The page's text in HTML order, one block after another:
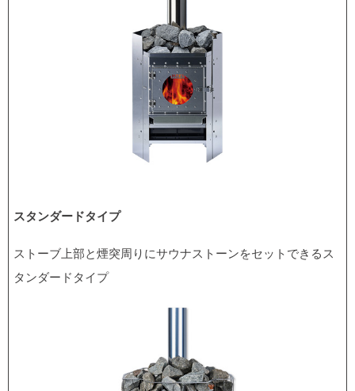
スタンダードタイプ
ストーブ上部と煙突周りにサウナストーンをセットできるス
タンダードタイプ